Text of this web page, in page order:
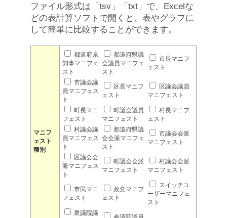
ファイル形式は「tsv」「txt」で、Excelな
どの表計算ソフトで開くと、表やグラフに
して簡単に比較することができます。
マニフ
ェスト
種別
都道府県
知事マニフェ
スト
都道府県議
会議員マニフェ
スト
市長マニフ
ェスト
市議会議
員マニフェス
ト
区長マニフ
ェスト
区議会議員
マニフェスト
町長マニ
フェスト
町議会議員
マニフェスト
村長マニフ
ェスト
村議会議
員マニフェス
ト
都道府県議
会会派マニフェ
スト
市議会会派
マニフェスト
区議会会
派マニフェス
ト
町議会会派
マニフェスト
村議会会派
マニフェスト
市民マニ
フェスト
政党マニフ
ェスト
スイッチユ
ーザーマニフェ
スト
衆議院議